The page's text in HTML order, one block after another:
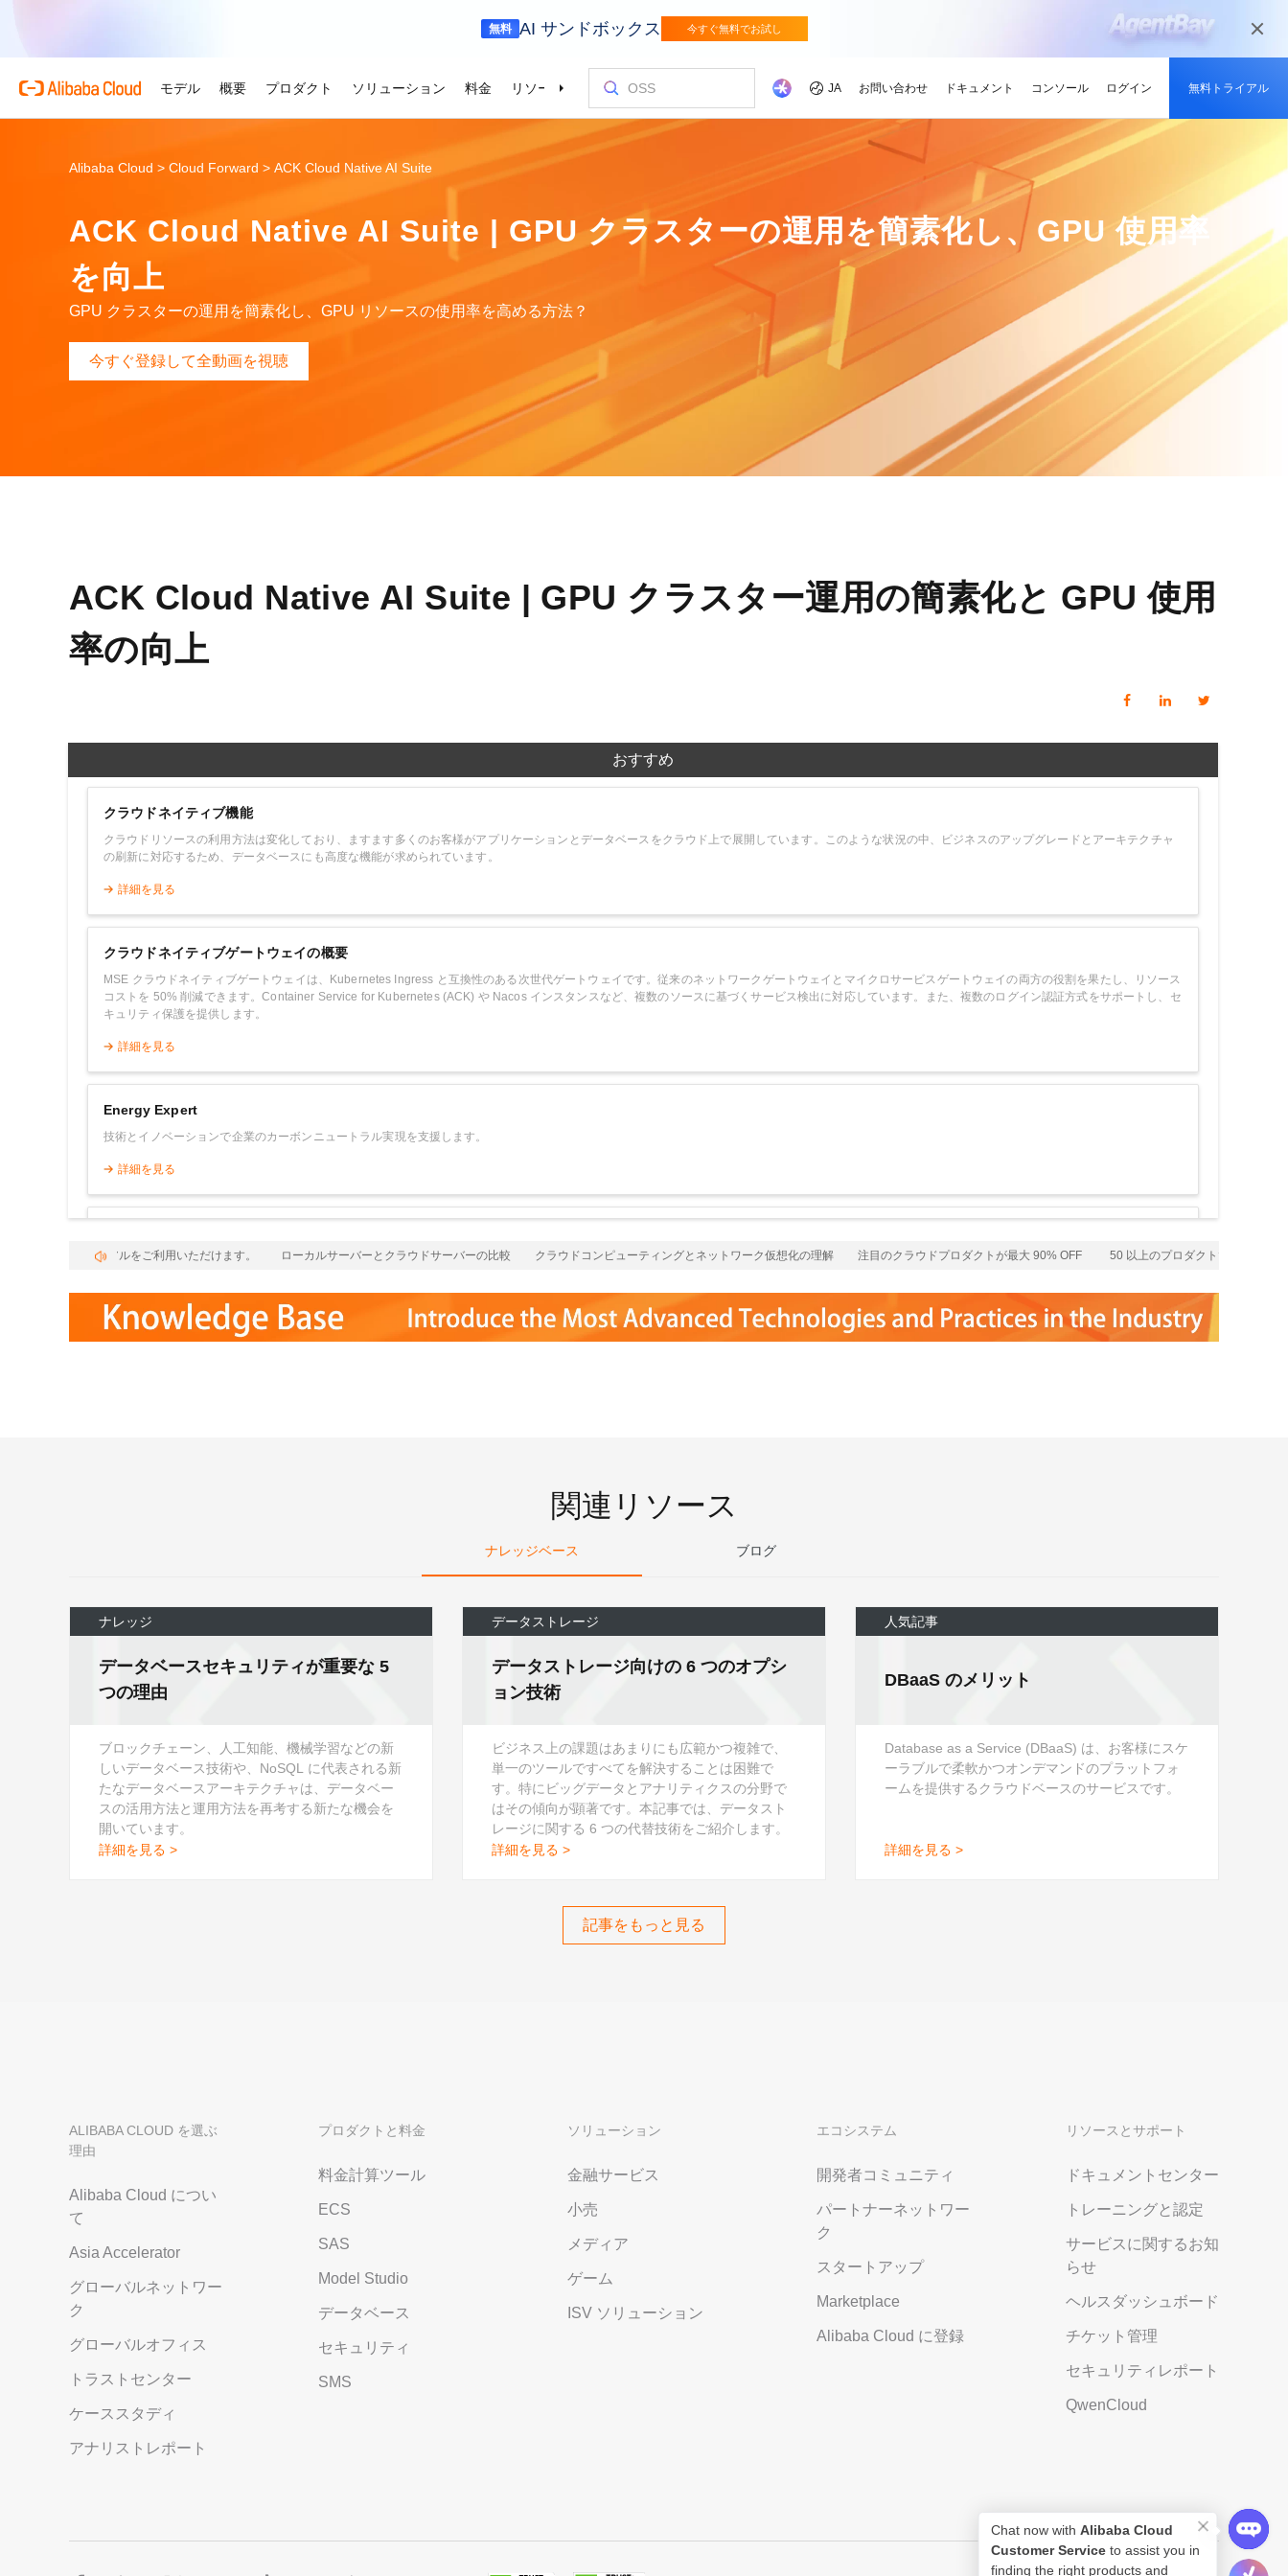
無料 AI サンドボックス 今すぐ無料でお試し
モデル 概要 プロダクト ソリューション 料金 リソース パートナー JA お問い合わせ ドキュメント コンソール ログイン 無料トライアル
Alibaba Cloud > Cloud Forward > ACK Cloud Native AI Suite
ACK Cloud Native AI Suite | GPU クラスターの運用を簡素化し、GPU 使用率
を向上
GPU クラスターの運用を簡素化し、GPU リソースの使用率を高める方法？
今すぐ登録して全動画を視聴
ACK Cloud Native AI Suite | GPU クラスター運用の簡素化と GPU 使用
率の向上
おすすめ
クラウドネイティブ機能
クラウドリソースの利用方法は変化しており、ますます多くのお客様がアプリケーションとデータベースをクラウド上で展開しています。このような状況の中、ビジネスのアップグレードとアーキテクチャ
の刷新に対応するため、データベースにも高度な機能が求められています。
詳細を見る
クラウドネイティブゲートウェイの概要
MSE クラウドネイティブゲートウェイは、Kubernetes Ingress と互換性のある次世代ゲートウェイです。従来のネットワークゲートウェイとマイクロサービスゲートウェイの両方の役割を果たし、リソース
コストを 50% 削減できます。Container Service for Kubernetes (ACK) や Nacos インスタンスなど、複数のソースに基づくサービス検出に対応しています。また、複数のログイン認証方式をサポートし、セ
キュリティ保護を提供します。
詳細を見る
Energy Expert
技術とイノベーションで企業のカーボンニュートラル実現を支援します。
詳細を見る
信頼性が高く、安全で、コンプライアンスに準拠したクラウドコンピューティングプロダクトとサービスの提供に努めています。
詳細を見る
クトで無料トライアルをご利用いただけます。 ローカルサーバーとクラウドサーバーの比較 クラウドコンピューティングとネットワーク仮想化の理解 注目のクラウドプロダクトが最大 90% OFF 50 以上のプロダクトで無料トライ
関連リソース
ナレッジベース ブログ
ナレッジ
データベースセキュリティが重要な 5
つの理由
ブロックチェーン、人工知能、機械学習などの新
しいデータベース技術や、NoSQL に代表される新
たなデータベースアーキテクチャは、データベー
スの活用方法と運用方法を再考する新たな機会を
開いています。
詳細を見る >
データストレージ
データストレージ向けの 6 つのオプシ
ョン技術
ビジネス上の課題はあまりにも広範かつ複雑で、
単一のツールですべてを解決することは困難で
す。特にビッグデータとアナリティクスの分野で
はその傾向が顕著です。本記事では、データスト
レージに関する 6 つの代替技術をご紹介します。
詳細を見る >
人気記事
DBaaS のメリット
Database as a Service (DBaaS) は、お客様にスケ
ーラブルで柔軟かつオンデマンドのプラットフォ
ームを提供するクラウドベースのサービスです。
詳細を見る >
記事をもっと見る
ALIBABA CLOUD を選ぶ
理由
Alibaba Cloud につい
て
Asia Accelerator
グローバルネットワー
ク
グローバルオフィス
トラストセンター
ケーススタディ
アナリストレポート
プロダクトと料金
料金計算ツール
ECS
SAS
Model Studio
データベース
セキュリティ
SMS
ソリューション
金融サービス
小売
メディア
ゲーム
ISV ソリューション
エコシステム
開発者コミュニティ
パートナーネットワー
ク
スタートアップ
Marketplace
Alibaba Cloud に登録
リソースとサポート
ドキュメントセンター
トレーニングと認定
サービスに関するお知
らせ
ヘルスダッシュボード
チケット管理
セキュリティレポート
QwenCloud
Chat now with Alibaba Cloud
Customer Serviceto assist you in
finding the right products and
画像の理解、画像生成、およびビデオ生成をサポートします。
Qwen3.8-Max
1 枚の画像から、深い情感と圧倒的な映
HappyHorse-1.1-T2V
映画級のクリエイティブ生成で、究極の
ダイナミックなディテールまで再現
Wan2.7-T2V
最長 15 秒の精細な動画を高速生成し、高
度なカメラワークで映像を自在に演出
Wan2.7-VideoEdit
Qwen3.7-Max
汎用エージェント基盤、長期推論、クロ
スフレームワーク対応
ネイティブな視覚・言語統合と空間推論
を最適化し、1 M コンテキストの動画解
析にも対応
Qwen3.7-Plus
ネイティブマルチモーダル、1M コンテキ
スト、エージェントコーディング
Wan2.7-Image-Pro
インタラクティブ編集と長文レンダリン
グに対応し、プロンプトに高精度で追従
生成 AI アプリケーション
ット、複数ファイルの編集、タスク自動
で強化されたコーディングアシスタント
AI サービス
ニング、および推論サービスをデプロイ
するのための、AI ネイティブアルゴリズ
ムエンジニアリングプラットフォームで
ビデオ生成モデルのファインチューニ
Wan のテキストからビデオ生成機能をカ
AI ユースケース
ビデオ制作をさらにレベルアップできま
ーデザインのためのオールインワンのク
Alibaba Cloud を選ぶ理由
AI駆動のクラウド技術
Alibaba Cloud のグローバルネットワ
世界における Alibaba Cloud のプレゼン
世界4大陸にオフィスを構え、お客様のそ
Alibaba Cloud でアジアでの成功を加速
Go Global
グローバルパートナーシップのメリット
トラストセンター
セキュアでコンプライアンスが高く、グ
ストラクチャで企業を強化
お客様とインサイト
オリンピック競技大会
Alibaba Cloud は、Al で強化されたクラ
ウドテクノロジーでオリンピック競技大
会をサポート
ケーススタディ
Alibaba Cloud をビジネスの成長に役立
てているお客様の紹介
アナリストレポート
業界のトップアナリスト企業による
Alibaba Cloud の評価
最新情報
イベントとウェビナー
今後のイベントとオンデマンドイベント
を簡単に確認
プロダクトと機能のアップデート情報
Alibaba Cloud サービスの最新の変更情
報を入手できます。
プレスルーム
最新ニュースとメディアリリース
プロダクト
おすすめの商品
AI と機械学習
メディアサービス
ョン
ドメイン名と Web サイト
エンドユーザーコンピュー
開発者ツール
移行と O&M 管理
Apsara Stack
おすすめの商品
軽量アプリを簡単にコスト効率よく実行
Container Service for Kubernetes
マネージド Kubernetes インフラストラク
行、スケーリング
(Original SSL Certificate)
Domain Names and Website
業界をリードする生成 AI モデルで、AI の
利用を容易に促進
エンドツーエンドのエンジニアリングタス
Object Storage Service (OSS)
大量のデータをクラウドに保存し、時間と
場所を問わずアクセス
Elastic Compute Service (ECS)
Web サイトをホストし、エンタープライ
ズワークロードをどこでも拡張
Elastic IP Address (EIP)
パブリック IP を個別に管理してインター
ネットネットワークの品質を向上
ApsaraDB RDS
自動監視とバックアップを使用して、ビジ
ネスデータを保存および管理
推奨されるプログラム
無料トライアル：80+ のプ
ロダクト、100 万トークン /
モデル
プロダクトの最新情報を入
手しましょう
最新の Alibaba Cloud オフ
スマートにスケーリング：
企業向け軽量クラウドサー
バー
業種別
技術ソリューション
とアプリケーション
クラウドネイティブ
中小企業向けソリューショ
自動車
リテール
AI ソリューションで小売の購買プロセス
を効率化し、一人ひとりに合わせた最適
金融サービス
スポーツ
インテリジェントテクノロジーでスポー
グローバルで高可用性を維持しながら、
ゲームのすばやい成長を促進
サプライチェーン
インテリジェント、効率的、かつ信頼で
きるソリューションでサプライチェーン
メディアとエンターテイメント
デジタル化されたメディアジャーニー
で、今日のメディア市場向けにコンテン
ツを準備
概要とツール
使用量とニーズに基づいて即座に料金を
見積もり
80 を超えるクラウドプロダクトを無料で
柔軟な料金で Alibaba Cloud を最大限に
活用
移行して節約
高性能・低価格。
プロモーションセンター
最新の Alibaba Cloud オファーとプロモ
ーションをお知らせします
技術リソース
プロダクトガイドと FAQ
信頼性が高く、安全で効率的なクラウド
アーキテクチャを設計しましょう。
インテリジェントソリューションエク
AI が導く、最適なソリューション
クラウドに関する最新のインサイトと開
発者向けのトレンド情報
Alibaba Cloud のテクノロジーの背後に
ある方法と理由を探る研究
トレーニングと認定
Alibaba Cloud Academy
専門家によるトレーニングでクラウドス
キルを身に着け、認定資格を取得しまし
開発者ハブ
Alibaba Cloud プロジェクトハブ
プラットフォームを使用して開発者が構
築した実際のプロジェクトを探索しまし
開発者 MVP
私たちのコミュニティをリードし、構築
し、刺激する開発者を祝福
マーケットプレイス
Alibaba Cllud と提携し、AIソリューショ
ンを構築して共に成長
ISV パートナーとしてリソース、市場へ
用
パートナーと ISV からすぐにデプロイで
きるソリューションを探す
パートナーハブ
理想のパートナーを素早く見つける
パートナーになる
パートナーネットワーク
Alibaba Cloud のチャネル、テクノロジ
ー、MSP パートナー、その他のパートナ
ープログラムのパートナーポータル
サポートとプロフェッショナルサービス
クラウドジャーニーを設計、移行、最適
化するためのエキスパートによるサービ
スタートアップからエンタープライズま
専任マネージャーによるパートナー向け
の優先技術サポートとより迅速な問題解
決
私たちとつながる
フィードバックを共有し、Alibaba Cloud
の改善に役立てる
お問い合わせ
セールスの専門家と話し、お客様のビジ
ネスに合わせたカスタム見積りを取得